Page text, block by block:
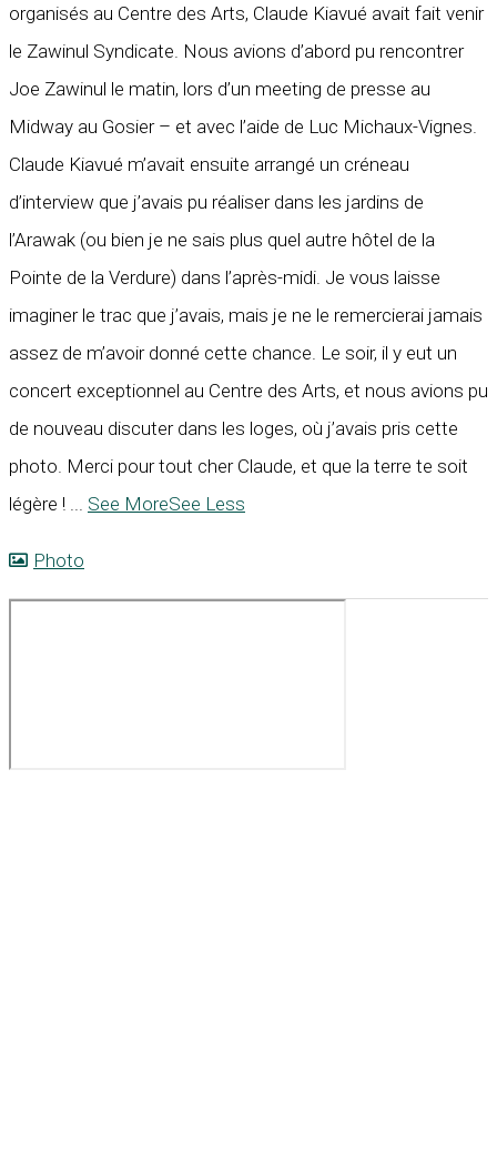
organisés au Centre des Arts, Claude Kiavué avait fait venir
le Zawinul Syndicate. Nous avions d’abord pu rencontrer
Joe Zawinul le matin, lors d’un meeting de presse au
Midway au Gosier – et avec l’aide de Luc Michaux-Vignes.
Claude Kiavué m’avait ensuite arrangé un créneau
d’interview que j’avais pu réaliser dans les jardins de
l’Arawak (ou bien je ne sais plus quel autre hôtel de la
Pointe de la Verdure) dans l’après-midi. Je vous laisse
imaginer le trac que j’avais, mais je ne le remercierai jamais
assez de m’avoir donné cette chance. Le soir, il y eut un
concert exceptionnel au Centre des Arts, et nous avions pu
de nouveau discuter dans les loges, où j’avais pris cette
photo. Merci pour tout cher Claude, et que la terre te soit
légère !
See MoreSee Less
Photo